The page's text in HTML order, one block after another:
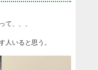
、、、
人いると思う。